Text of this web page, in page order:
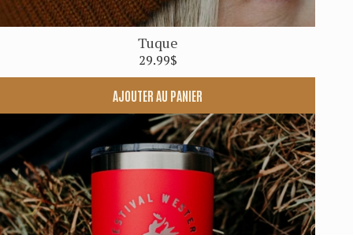
Tuque
29.99$
AJOUTER AU PANIER